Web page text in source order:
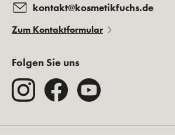
kontakt@kosmetikfuchs.de
Zum Kontaktformular
Folgen Sie uns